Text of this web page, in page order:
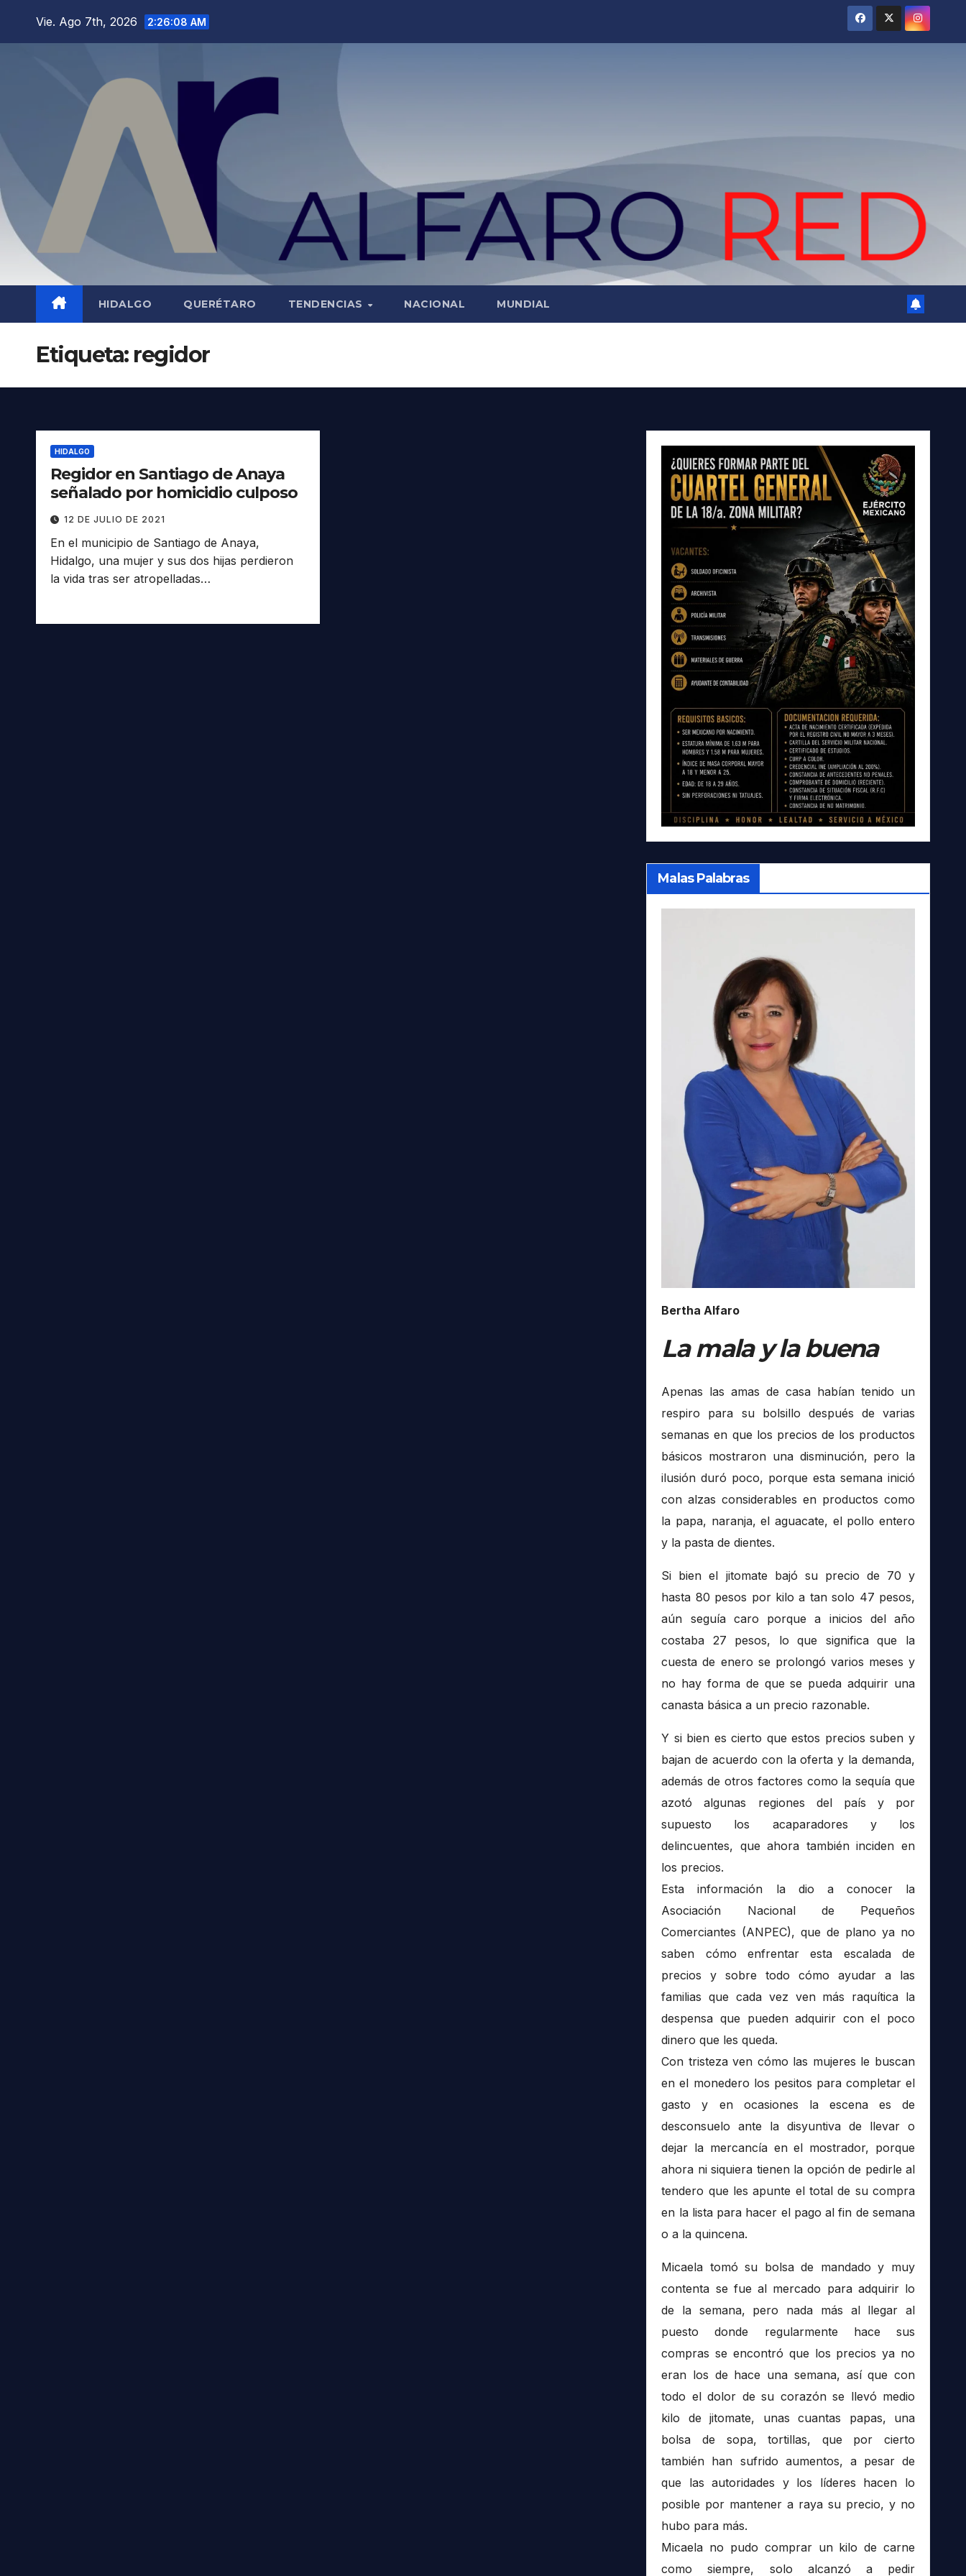
Vie. Ago 7th, 2026 2:26:09 AM
HIDALGO QUERÉTARO TENDENCIAS NACIONAL MUNDIAL
Etiqueta: regidor
HIDALGO
Regidor en Santiago de Anaya
señalado por homicidio culposo
12 DE JULIO DE 2021
En el municipio de Santiago de Anaya,
Hidalgo, una mujer y sus dos hijas perdieron
la vida tras ser atropelladas…
Malas Palabras
Bertha Alfaro
La mala y la buena
Apenas las amas de casa habían tenido un
respiro para su bolsillo después de varias
semanas en que los precios de los productos
básicos mostraron una disminución, pero la
ilusión duró poco, porque esta semana inició
con alzas considerables en productos como
la papa, naranja, el aguacate, el pollo entero
y la pasta de dientes.
Si bien el jitomate bajó su precio de 70 y
hasta 80 pesos por kilo a tan solo 47 pesos,
aún seguía caro porque a inicios del año
costaba 27 pesos, lo que significa que la
cuesta de enero se prolongó varios meses y
no hay forma de que se pueda adquirir una
canasta básica a un precio razonable.
Y si bien es cierto que estos precios suben y
bajan de acuerdo con la oferta y la demanda,
además de otros factores como la sequía que
azotó algunas regiones del país y por
supuesto los acaparadores y los
delincuentes, que ahora también inciden en
los precios.
Esta información la dio a conocer la
Asociación Nacional de Pequeños
Comerciantes (ANPEC), que de plano ya no
saben cómo enfrentar esta escalada de
precios y sobre todo cómo ayudar a las
familias que cada vez ven más raquítica la
despensa que pueden adquirir con el poco
dinero que les queda.
Con tristeza ven cómo las mujeres le buscan
en el monedero los pesitos para completar el
gasto y en ocasiones la escena es de
desconsuelo ante la disyuntiva de llevar o
dejar la mercancía en el mostrador, porque
ahora ni siquiera tienen la opción de pedirle al
tendero que les apunte el total de su compra
en la lista para hacer el pago al fin de semana
o a la quincena.
Micaela tomó su bolsa de mandado y muy
contenta se fue al mercado para adquirir lo
de la semana, pero nada más al llegar al
puesto donde regularmente hace sus
compras se encontró que los precios ya no
eran los de hace una semana, así que con
todo el dolor de su corazón se llevó medio
kilo de jitomate, unas cuantas papas, una
bolsa de sopa, tortillas, que por cierto
también han sufrido aumentos, a pesar de
que las autoridades y los líderes hacen lo
posible por mantener a raya su precio, y no
hubo para más.
Micaela no pudo comprar un kilo de carne
como siempre, solo alcanzó a pedir